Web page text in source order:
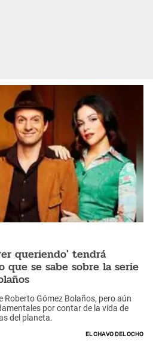
queriendo' tendrá
que se sabe sobre la serie
Roberto Gómez Bolaños, pero aún
por contar de la vida de
del planeta.
El Chavo del Ocho